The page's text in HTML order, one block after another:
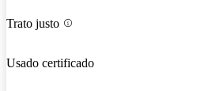
Trato justo
Usado certificado